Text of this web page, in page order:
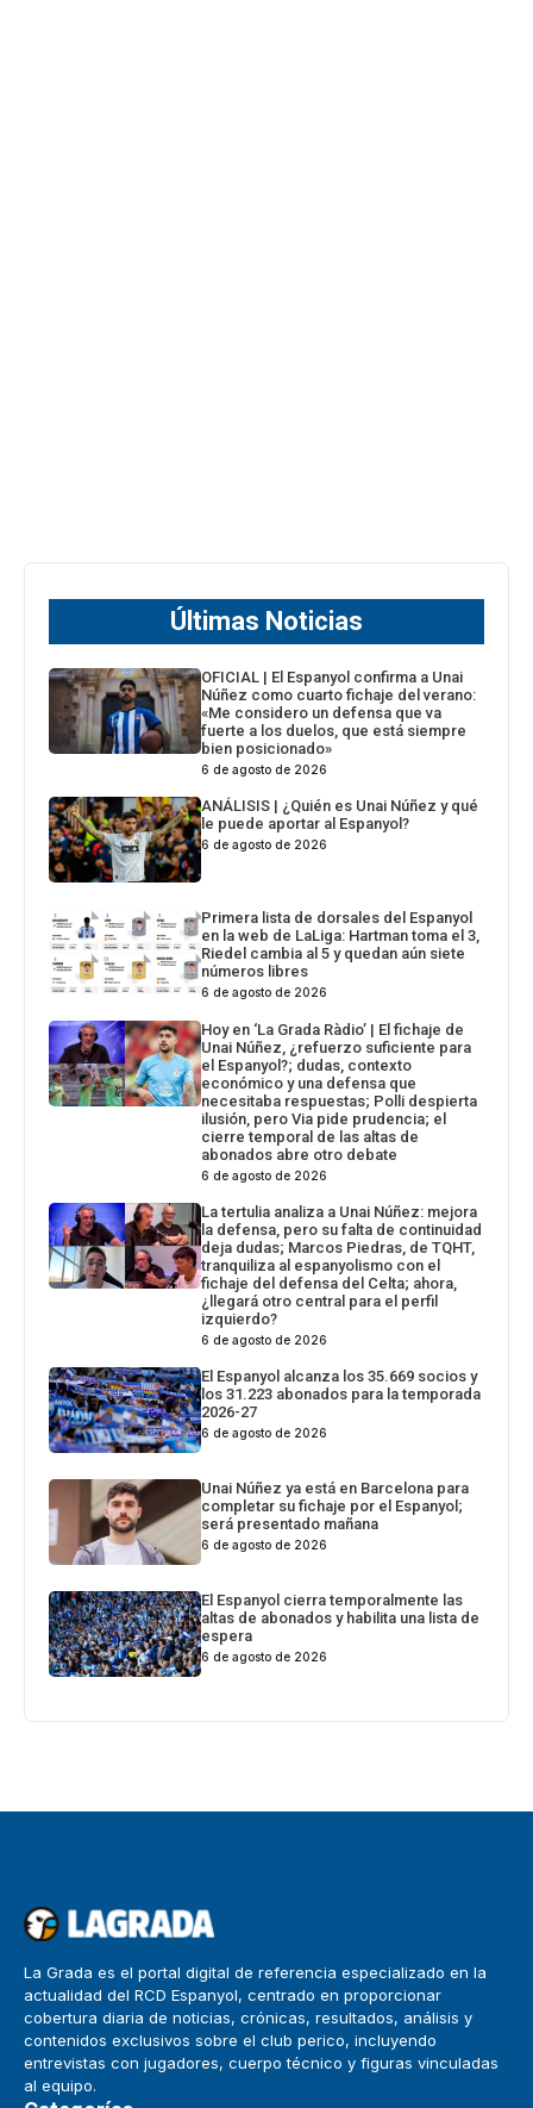
Últimas Noticias
OFICIAL | El Espanyol confirma a Unai
Núñez como cuarto fichaje del verano:
«Me considero un defensa que va
fuerte a los duelos, que está siempre
bien posicionado»
6 de agosto de 2026
ANÁLISIS | ¿Quién es Unai Núñez y qué
le puede aportar al Espanyol?
6 de agosto de 2026
Primera lista de dorsales del Espanyol
en la web de LaLiga: Hartman toma el 3,
Riedel cambia al 5 y quedan aún siete
números libres
6 de agosto de 2026
Hoy en ‘La Grada Ràdio’ | El fichaje de
Unai Núñez, ¿refuerzo suficiente para
el Espanyol?; dudas, contexto
económico y una defensa que
necesitaba respuestas; Polli despierta
ilusión, pero Via pide prudencia; el
cierre temporal de las altas de
abonados abre otro debate
6 de agosto de 2026
La tertulia analiza a Unai Núñez: mejora
la defensa, pero su falta de continuidad
deja dudas; Marcos Piedras, de TQHT,
tranquiliza al espanyolismo con el
fichaje del defensa del Celta; ahora,
¿llegará otro central para el perfil
izquierdo?
6 de agosto de 2026
El Espanyol alcanza los 35.669 socios y
los 31.223 abonados para la temporada
2026-27
6 de agosto de 2026
Unai Núñez ya está en Barcelona para
completar su fichaje por el Espanyol;
será presentado mañana
6 de agosto de 2026
El Espanyol cierra temporalmente las
altas de abonados y habilita una lista de
espera
6 de agosto de 2026
La Grada es el portal digital de referencia especializado en la
actualidad del RCD Espanyol, centrado en proporcionar
cobertura diaria de noticias, crónicas, resultados, análisis y
contenidos exclusivos sobre el club perico, incluyendo
entrevistas con jugadores, cuerpo técnico y figuras vinculadas
al equipo.